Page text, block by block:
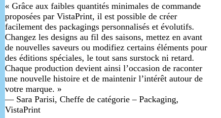
« Grâce aux faibles quantités minimales de commande
proposées par VistaPrint, il est possible de créer
facilement des packagings personnalisés et évolutifs.
Changez les designs au fil des saisons, mettez en avant
de nouvelles saveurs ou modifiez certains éléments pour
des éditions spéciales, le tout sans surstock ni retard.
Chaque production devient ainsi l’occasion de raconter
une nouvelle histoire et de maintenir l’intérêt autour de
votre marque. »
— Sara Parisi, Cheffe de catégorie – Packaging,
VistaPrint